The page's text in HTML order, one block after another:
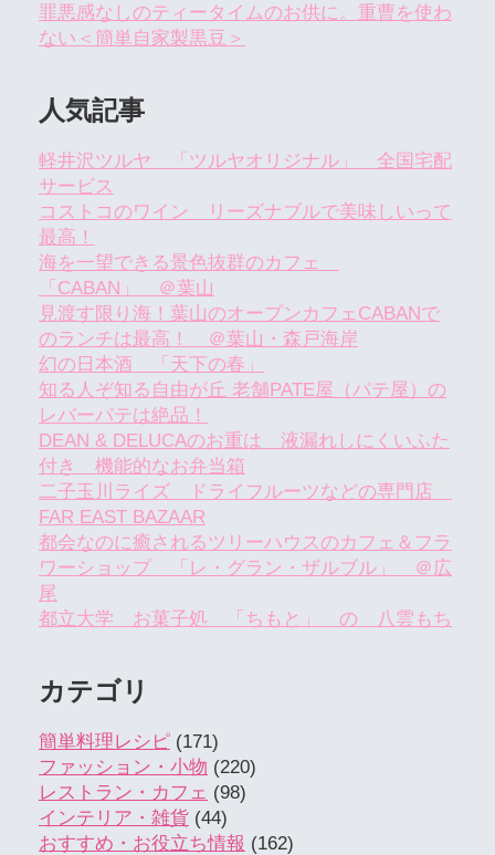
罪悪感なしのティータイムのお供に。重曹を使わ
ない＜簡単自家製黒豆＞
人気記事
軽井沢ツルヤ 「ツルヤオリジナル」 全国宅配
サービス
コストコのワイン リーズナブルで美味しいって
最高！
海を一望できる景色抜群のカフェ
「CABAN」 ＠葉山
見渡す限り海！葉山のオープンカフェCABANで
のランチは最高！ ＠葉山・森戸海岸
幻の日本酒 「天下の春」
知る人ぞ知る自由が丘 老舗PATE屋（パテ屋）の
レバーパテは絶品！
DEAN & DELUCAのお重は 液漏れしにくいふた
付き 機能的なお弁当箱
二子玉川ライズ ドライフルーツなどの専門店
FAR EAST BAZAAR
都会なのに癒されるツリーハウスのカフェ＆フラ
ワーショップ 「レ・グラン・ザルブル」 ＠広
尾
都立大学 お菓子処 「ちもと」 の 八雲もち
カテゴリ
簡単料理レシピ (171)
ファッション・小物 (220)
レストラン・カフェ (98)
インテリア・雑貨 (44)
おすすめ・お役立ち情報 (162)